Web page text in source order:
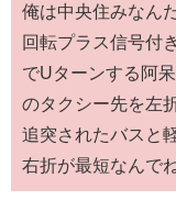
俺は中央住みなん
回転プラス信号付
でUターンする阿
のタクシー先を左
追突されたバスと
右折が最短なんで